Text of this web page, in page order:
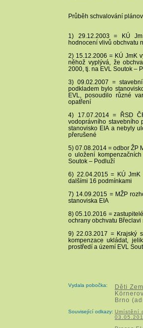
Průběh schvalování
1) 29.12.2003 = KÚ
hodnocení vlivů obchvatu
2) 15.12.2006 = KÚ JmK
něhož vyplývá, že
2000, tj. na EVL Soutok –
3) 09.02.2007 =
podkladem bylo
EVL, posoudilo různé
opatření
4) 17.07.2014 = ŘSD
vodoprávního stavebního
stanovisko EIA a nebyly
přerušené
5) 07.08.2014 = odbor ŽP
o uložení
Soutok – Podluží
6) 22.04.2015 = KÚ
dalšími 16 podmínkami
7) 14.09.2015 = MŽP
stanoviska EIA
8) 05.10.2016 =
ochrany obchvatu Břeclavi
9) 22.03.2017 = Krajský
kompenzace ukládat,
prostředí a území EVL
Vydala pobočka:
Děti
Brno
Související odkazy: Umístění